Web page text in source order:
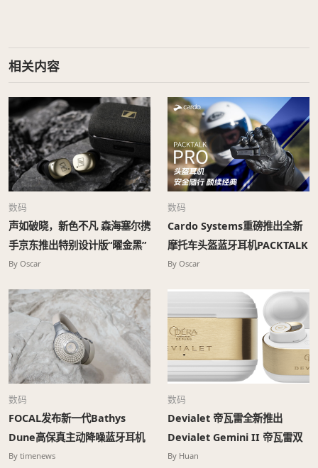
相关内容
数码
声如破晓，新色不凡 森海塞尔携
手京东推出特别设计版“曜金黑”
MOMENTUM真无线4代耳机
By Oscar
数码
Cardo Systems重磅推出全新
摩托车头盔蓝牙耳机PACKTALK
PRO
By Oscar
数码
FOCAL发布新一代Bathys
Dune高保真主动降噪蓝牙耳机
By timenews
数码
Devialet 帝瓦雷全新推出
Devialet Gemini II 帝瓦雷双
子星 II 真无线降噪耳机
By Huan